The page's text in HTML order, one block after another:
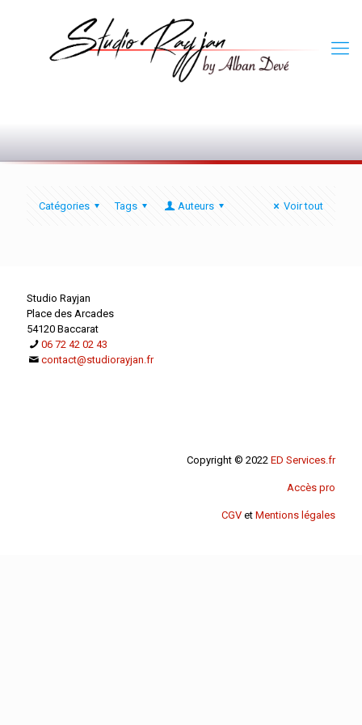
Catégories Tags Auteurs Voir tout
Studio Rayjan
Place des Arcades
54120 Baccarat
06 72 42 02 43
contact@studiorayjan.fr
Copyright © 2022 ED Services.fr
Accès pro
CGV et Mentions légales